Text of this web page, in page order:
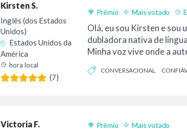
Contactos
Kirsten S.
Inglês (dos Estados
Unidos)
Estados Unidos da
América
hora local
(7)
Prêmio Mais votado
Olá, eu sou Kirsten e sou
dubladora nativa de
Minha voz vive onde a
CONVERSACIONAL
Victoria F. Prêmio Mais votado